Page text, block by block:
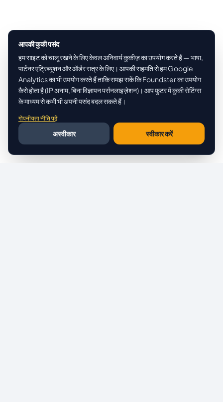
आपकी कुकी पसंद
हम साइट को चालू रखने के लिए केवल अनिवार्य कुकीज़ का उपयोग करते हैं — भाषा,
पार्टनर एट्रिब्यूशन और ऑर्डर सत्र के लिए। आपकी सहमति से हम Google
Analytics का भी उपयोग करते हैं ताकि समझ सकें कि Foundster का उपयोग
कैसे होता है (IP अनाम, बिना विज्ञापन पर्सनलाइज़ेशन)। आप फ़ुटर में कुकी सेटिंग्स
के माध्यम से कभी भी अपनी पसंद बदल सकते हैं।
गोपनीयता नीति पढ़ें
अस्वीकार स्वीकार करें